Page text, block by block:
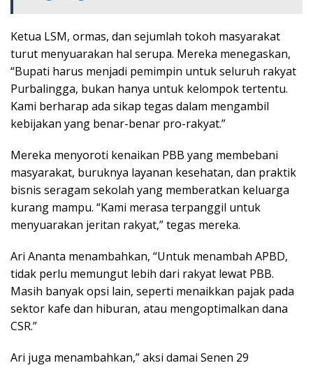
Ketua LSM, ormas, dan sejumlah tokoh masyarakat
turut menyuarakan hal serupa. Mereka menegaskan,
“Bupati harus menjadi pemimpin untuk seluruh rakyat
Purbalingga, bukan hanya untuk kelompok tertentu.
Kami berharap ada sikap tegas dalam mengambil
kebijakan yang benar-benar pro-rakyat.”
Mereka menyoroti kenaikan PBB yang membebani
masyarakat, buruknya layanan kesehatan, dan praktik
bisnis seragam sekolah yang memberatkan keluarga
kurang mampu. “Kami merasa terpanggil untuk
menyuarakan jeritan rakyat,” tegas mereka.
Ari Ananta menambahkan, “Untuk menambah APBD,
tidak perlu memungut lebih dari rakyat lewat PBB.
Masih banyak opsi lain, seperti menaikkan pajak pada
sektor kafe dan hiburan, atau mengoptimalkan dana
CSR.”
Ari juga menambahkan,” aksi damai Senen 29